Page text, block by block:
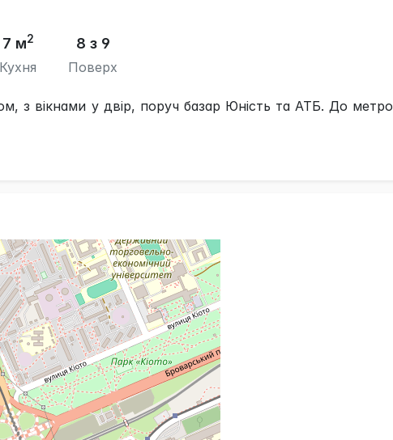
7 м2
Кухня
8 з 9
Поверх
з вікнами у двір, поруч базар Юність та АТБ. До метро